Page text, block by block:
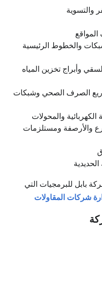
والتسوية
والخطوط الرئيسية
وأبراج تخزين المياه
الصرف الصحي وشبكات
والمحولات
والأرصفة ومستلزمات
بابل للبرمجيات التي
شركات المقاولات